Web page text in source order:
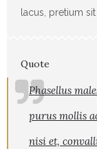
lacus, pretium
Quote
Phasellus
purus mollis
nisi et,